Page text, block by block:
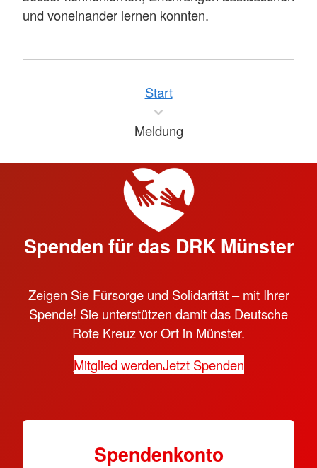
und voneinander lernen konnten.
Start
Meldung
Spenden für das DRK Münster
Zeigen Sie Fürsorge und Solidarität – mit Ihrer
Spende! Sie unterstützen damit das Deutsche
Rote Kreuz vor Ort in Münster.
Mitglied werdenJetzt Spenden
Spendenkonto